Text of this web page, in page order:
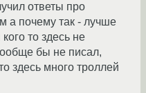
ответы про
а почему так - лучше
то здесь не
бы не писал,
здесь много троллей